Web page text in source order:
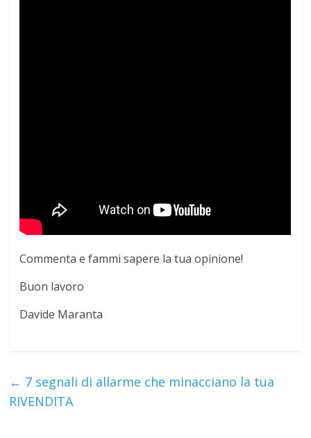
Commenta e fammi sapere la tua opinione!
Buon lavoro
Davide Maranta
← 7 segnali di allarme che minacciano la tua
RIVENDITA